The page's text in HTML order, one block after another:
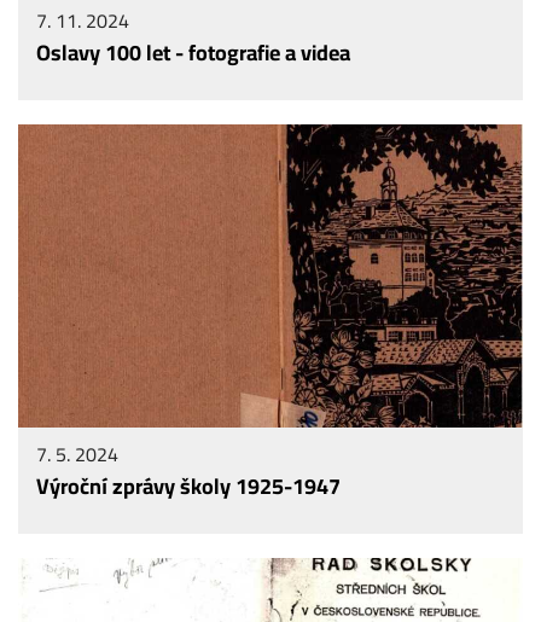
7. 11. 2024
Oslavy 100 let - fotografie a videa
7. 5. 2024
Výroční zprávy školy 1925-1947